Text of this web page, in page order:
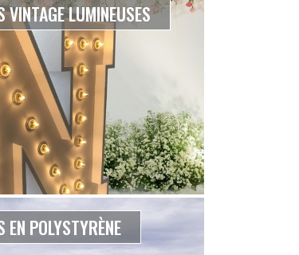
VINTAGE LUMINEUSES
EN POLYSTYRÈNE